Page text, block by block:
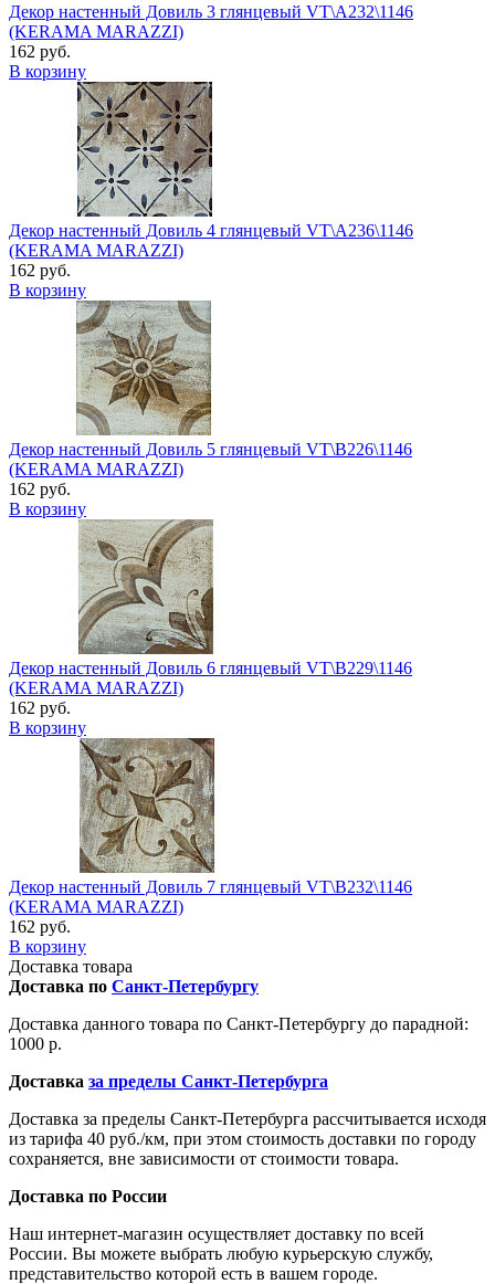
Декор настенный Довиль 3 глянцевый VT\A232\1146
(KERAMA MARAZZI)
162 руб.
В корзину
Декор настенный Довиль 4 глянцевый VT\A236\1146
(KERAMA MARAZZI)
162 руб.
В корзину
Декор настенный Довиль 5 глянцевый VT\B226\1146
(KERAMA MARAZZI)
162 руб.
В корзину
Декор настенный Довиль 6 глянцевый VT\B229\1146
(KERAMA MARAZZI)
162 руб.
В корзину
Декор настенный Довиль 7 глянцевый VT\B232\1146
(KERAMA MARAZZI)
162 руб.
В корзину
Доставка товара
Доставка по Санкт-Петербургу
Доставка данного товара по Санкт-Петербургу до парадной:
1000 р.
Доставка за пределы Санкт-Петербурга
Доставка за пределы Санкт-Петербурга рассчитывается исходя
из тарифа 40 руб./км, при этом стоимость доставки по городу
сохраняется, вне зависимости от стоимости товара.
Доставка по России
Наш интернет-магазин осуществляет доставку по всей
России. Вы можете выбрать любую курьерскую службу,
представительство которой есть в вашем городе.